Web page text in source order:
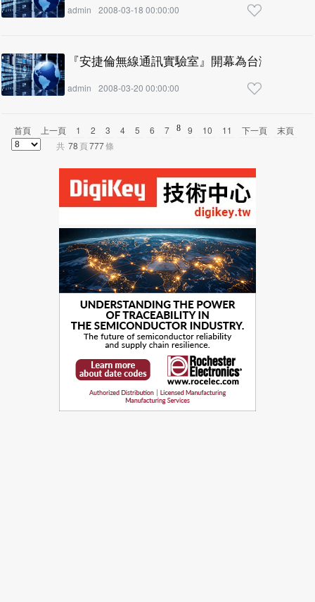
admin 2008-03-18 00:00:00
『安捷倫無線通訊實驗室』開幕為台灣廠商提
admin 2008-03-20 00:00:00
首頁 上一頁 1 2 3 4 5 6 7 8 9 10 11 下一頁
末頁
共 78 頁777條